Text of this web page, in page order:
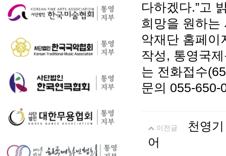
운영하고, 통영 …
다하겠다.”고
희망을 원하는
악재단 홈페이
작성, 통영국
는 전화접수
문의 055-650-
이전글
천영
어